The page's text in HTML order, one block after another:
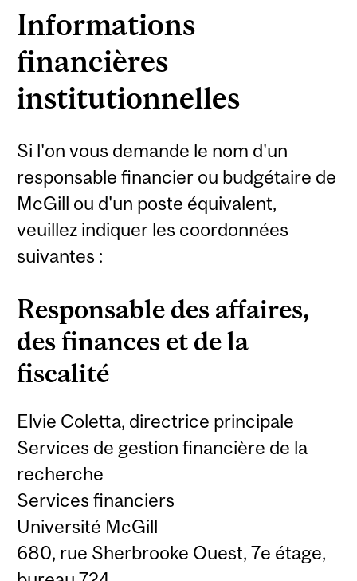
Informations
financières
institutionnelles
Si l'on vous demande le nom d'un
responsable financier ou budgétaire de
McGill ou d'un poste équivalent,
veuillez indiquer les coordonnées
suivantes :
Responsable des affaires,
des finances et de la
fiscalité
Elvie Coletta, directrice principale
Services de gestion financière de la
recherche
Services financiers
Université McGill
680, rue Sherbrooke Ouest, 7e étage,